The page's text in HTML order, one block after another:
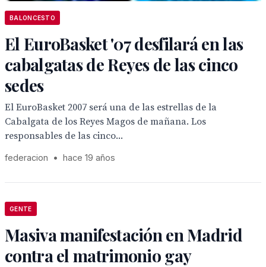
BALONCESTO
El EuroBasket '07 desfilará en las
cabalgatas de Reyes de las cinco
sedes
El EuroBasket 2007 será una de las estrellas de la
Cabalgata de los Reyes Magos de mañana. Los
responsables de las cinco...
federacion • hace 19 años
GENTE
Masiva manifestación en Madrid
contra el matrimonio gay